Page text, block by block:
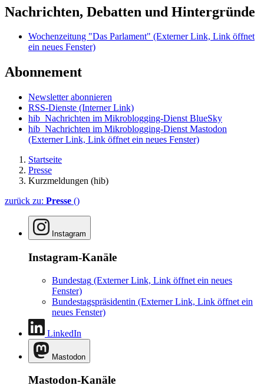
Nachrichten, Debatten und Hintergründe
Wochenzeitung "Das Parlament" (Externer Link, Link öffnet
ein neues Fenster)
Abonnement
Newsletter abonnieren
RSS-Dienste (Interner Link)
hib_Nachrichten im Mikroblogging-Dienst BlueSky
hib_Nachrichten im Mikroblogging-Dienst Mastodon
(Externer Link, Link öffnet ein neues Fenster)
Startseite
Presse
Kurzmeldungen (hib)
zurück zu: Presse ()
Instagram
Instagram-Kanäle
Bundestag (Externer Link, Link öffnet ein neues
Fenster)
Bundestagspräsidentin (Externer Link, Link öffnet ein
neues Fenster)
LinkedIn
Mastodon
Mastodon-Kanäle